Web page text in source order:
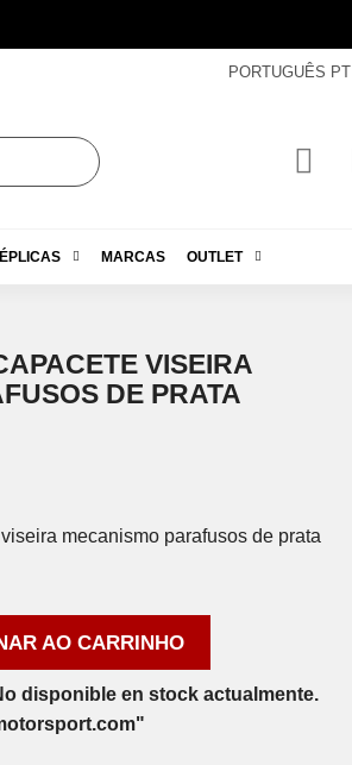
PORTUGUÊS PT
MARCAS OUTLET
VISEIRA
DE PRATA
mecanismo parafusos de prata
AO CARRINHO
disponible en stock actualmente.